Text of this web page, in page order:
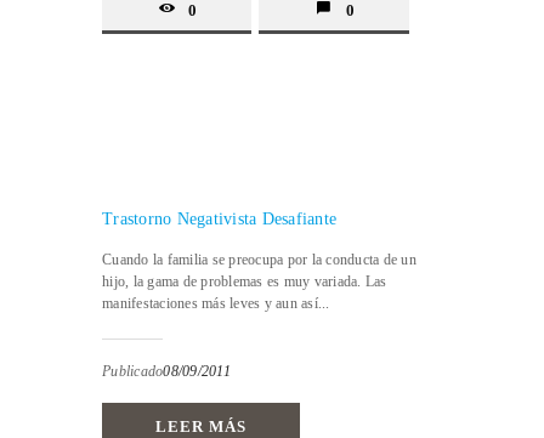
0 0
Trastorno Negativista Desafiante
Cuando la familia se preocupa por la conducta de un
hijo, la gama de problemas es muy variada. Las
manifestaciones más leves y aun así...
Publicado08/09/2011
LEER MÁS